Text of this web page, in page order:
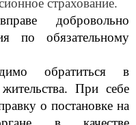
добровольно
по обязательному
обратиться в
При себе
о постановке на